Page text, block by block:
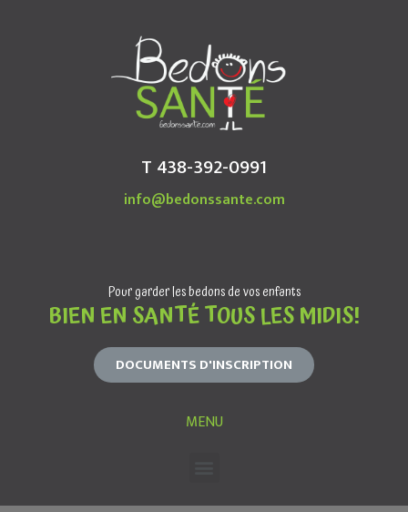
T 438-392-0991
info@bedonssante.com
Pour garder les bedons de vos enfants
BIEN EN SANTÉ TOUS LES MIDIS!
DOCUMENTS D'INSCRIPTION
MENU